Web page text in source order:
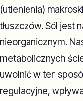
(utlenienia)
tłuszczów. Sól jest
nieorganicznym.
metabolicznych
uwolnić w ten
regulacyjne,